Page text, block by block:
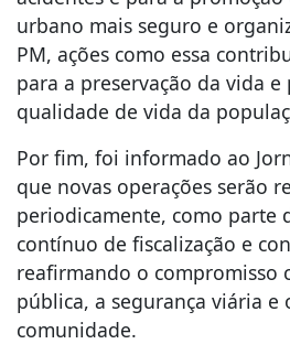
urbano mais seguro e
PM, ações como essa
para a preservação da vida
qualidade de vida da
Por fim, foi informado ao
que novas operações serão
periodicamente, como parte
contínuo de fiscalização e
reafirmando o compromisso
pública, a segurança viária e
comunidade.